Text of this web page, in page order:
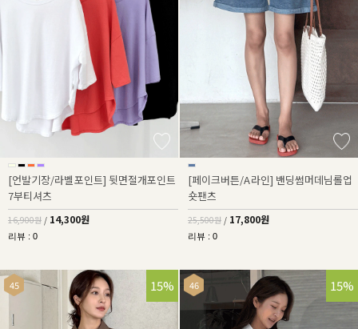
[언발기장/라벨포인트] 뒷면절개포인트
7부티셔츠
16,900원 / 14,300원
리뷰 : 0
[페이크버튼/A라인] 밴딩썸머데님롤업
숏팬츠
25,500원 / 17,800원
리뷰 : 0
15% 15%